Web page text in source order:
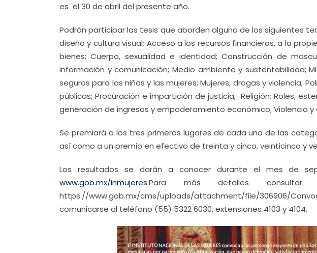
es el 30 de abril del presente año.
Podrán participar las tesis que aborden alguno de los siguientes
diseño y cultura visual; Acceso a los recursos financieros, a la
bienes; Cuerpo, sexualidad e identidad; Construcción de
información y comunicación; Medio ambiente y sustentabilidad;
seguros para las niñas y las mujeres; Mujeres, drogas y violencia;
públicas; Procuración e impartición de justicia, Religión; Roles,
generación de ingresos y empoderamiento económico; Violencia y
Se premiará a los tres primeros lugares de cada una de las
así como a un premio en efectivo de treinta y cinco, veinticinco y
Los resultados se darán a conocer durante el mes de
www.gob.mx/inmujeres.Para más detalles
https://www.gob.mx/cms/uploads/attachment/file/306906/
comunicarse al teléfono (55) 5322 6030, extensiones 4103 y 4104.